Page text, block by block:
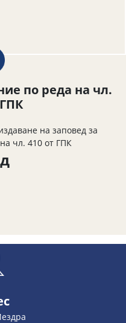
по реда на чл.
на заповед за
чл. 410 от ГПК